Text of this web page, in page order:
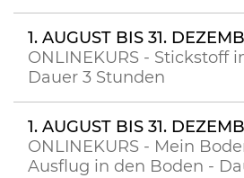
1. AUGUST BIS 31.
ONLINEKURS - Stickstoff
Dauer 3 Stunden
1. AUGUST BIS 31.
ONLINEKURS - Mein
Ausflug in den Boden -